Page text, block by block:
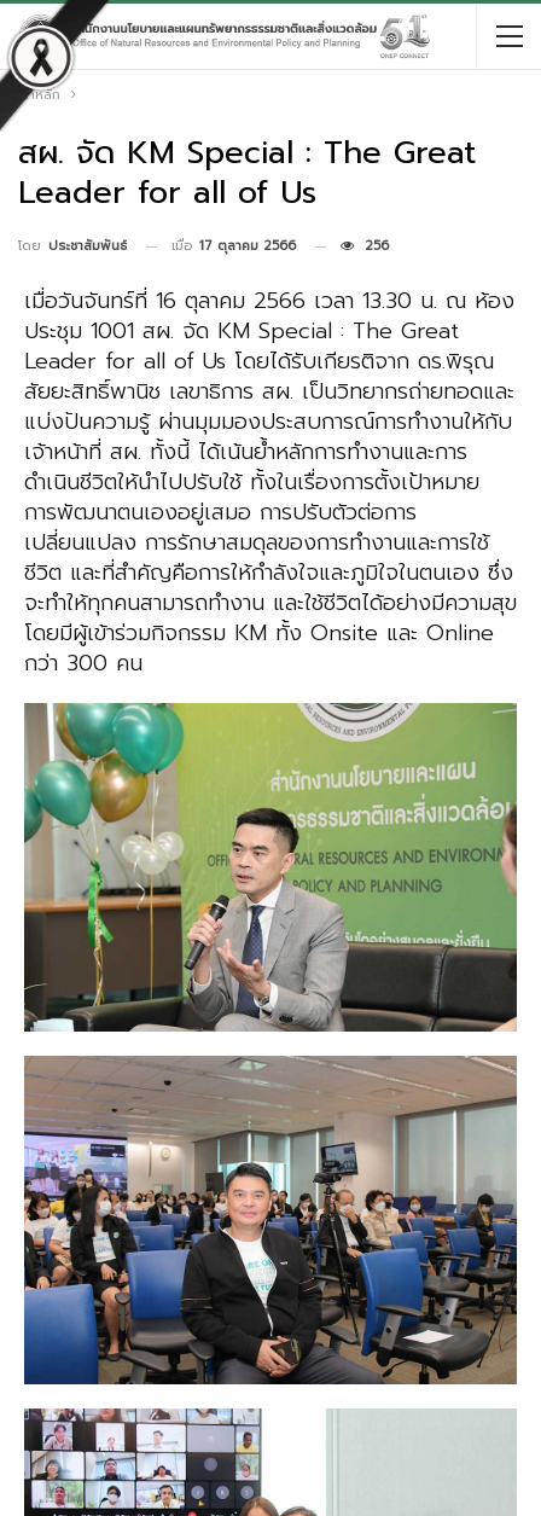
หน้าหลัก
สผ. จัด KM Special : The Great
Leader for all of Us
โดย ประชาสัมพันธ์ เมื่อ 17 ตุลาคม 2566 256
เมื่อวันจันทร์ที่ 16 ตุลาคม 2566 เวลา 13.30 น. ณ ห้อง
ประชุม 1001 สผ. จัด KM Special : The Great
Leader for all of Us โดยได้รับเกียรติจาก ดร.พิรุณ
สัยยะสิทธิ์พานิช เลขาธิการ สผ. เป็นวิทยากรถ่ายทอดและ
แบ่งปันความรู้ ผ่านมุมมองประสบการณ์การทำงานให้กับ
เจ้าหน้าที่ สผ. ทั้งนี้ ได้เน้นย้ำหลักการทำงานและการ
ดำเนินชีวิตให้นำไปปรับใช้ ทั้งในเรื่องการตั้งเป้าหมาย
การพัฒนาตนเองอยู่เสมอ การปรับตัวต่อการ
เปลี่ยนแปลง การรักษาสมดุลของการทำงานและการใช้
ชีวิต และที่สำคัญคือการให้กำลังใจและภูมิใจในตนเอง ซึ่ง
จะทำให้ทุกคนสามารถทำงาน และใช้ชีวิตได้อย่างมีความสุข
โดยมีผู้เข้าร่วมกิจกรรม KM ทั้ง Onsite และ Online
กว่า 300 คน